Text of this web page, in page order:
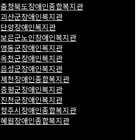
충청북도장애인종합복지관
괴산군장애인복지관
단양장애인복지관
보은군노인장애인복지관
영동군장애인복지관
옥천군장애인복지관
음성군장애인복지관
제천장애인종합복지관
증평군장애인복지관
진천군장애인복지관
청주시장애인종합복지관
혜원장애인종합복지관